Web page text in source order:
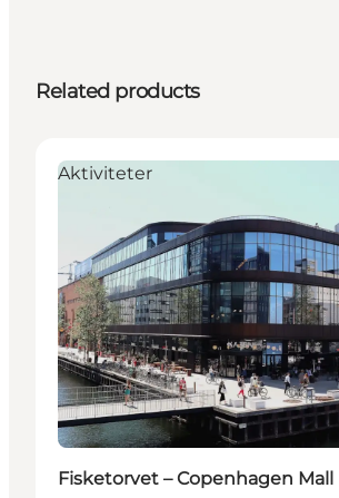
Related products
Aktiviteter
Fisketorvet – Copenhagen Mall